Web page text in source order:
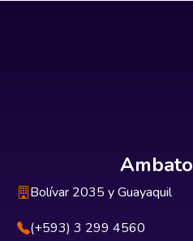
Ambato
Bolívar 2035 y Guayaquil
(+593) 3 299 4560